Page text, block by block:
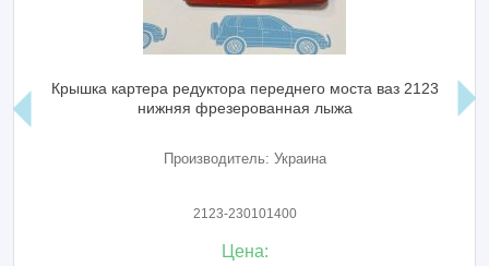
переднего моста ваз 2123
лыжа
Кронштейн ваз 2121